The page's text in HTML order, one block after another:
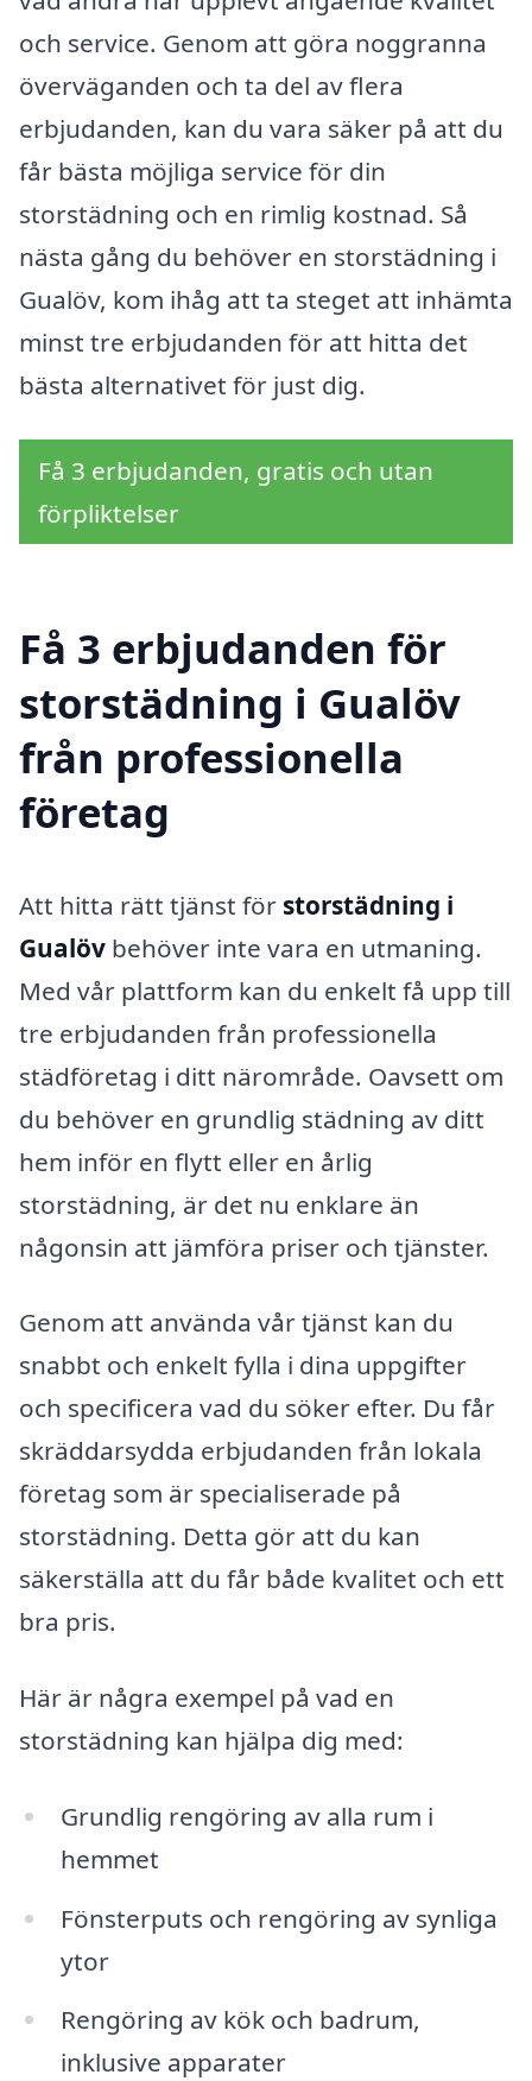
och service. Genom att göra noggranna
överväganden och ta del av flera
erbjudanden, kan du vara säker på att du
får bästa möjliga service för din
storstädning och en rimlig kostnad. Så
nästa gång du behöver en storstädning i
Gualöv, kom ihåg att ta steget att inhämta
minst tre erbjudanden för att hitta det
bästa alternativet för just dig.
Få 3 erbjudanden, gratis och utan
förpliktelser
Få 3 erbjudanden för
storstädning i Gualöv
från professionella
företag
Att hitta rätt tjänst för storstädning i
Gualöv behöver inte vara en utmaning.
Med vår plattform kan du enkelt få upp till
tre erbjudanden från professionella
städföretag i ditt närområde. Oavsett om
du behöver en grundlig städning av ditt
hem inför en flytt eller en årlig
storstädning, är det nu enklare än
någonsin att jämföra priser och tjänster.
Genom att använda vår tjänst kan du
snabbt och enkelt fylla i dina uppgifter
och specificera vad du söker efter. Du får
skräddarsydda erbjudanden från lokala
företag som är specialiserade på
storstädning. Detta gör att du kan
säkerställa att du får både kvalitet och ett
bra pris.
Här är några exempel på vad en
storstädning kan hjälpa dig med:
Grundlig rengöring av alla rum i
hemmet
Fönsterputs och rengöring av synliga
ytor
Rengöring av kök och badrum,
inklusive apparater